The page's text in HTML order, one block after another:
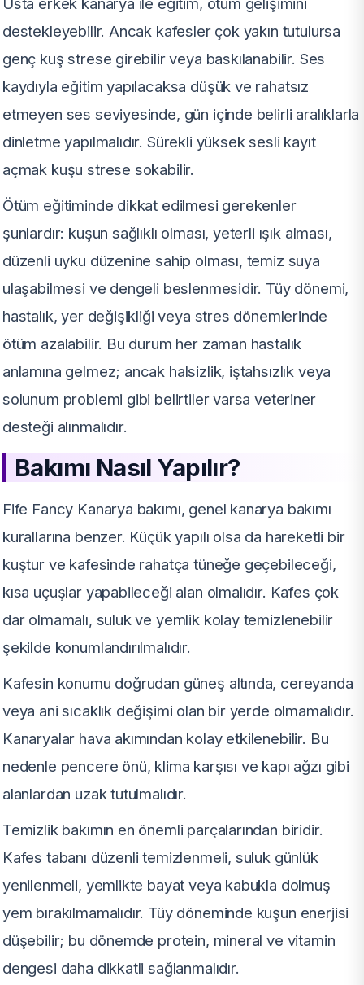
destekleyebilir. Ancak kafesler çok yakın tutulursa
genç kuş strese girebilir veya baskılanabilir. Ses
kaydıyla eğitim yapılacaksa düşük ve rahatsız
etmeyen ses seviyesinde, gün içinde belirli aralıklarla
dinletme yapılmalıdır. Sürekli yüksek sesli kayıt
açmak kuşu strese sokabilir.
Ötüm eğitiminde dikkat edilmesi gerekenler
şunlardır: kuşun sağlıklı olması, yeterli ışık alması,
düzenli uyku düzenine sahip olması, temiz suya
ulaşabilmesi ve dengeli beslenmesidir. Tüy dönemi,
hastalık, yer değişikliği veya stres dönemlerinde
ötüm azalabilir. Bu durum her zaman hastalık
anlamına gelmez; ancak halsizlik, iştahsızlık veya
solunum problemi gibi belirtiler varsa veteriner
desteği alınmalıdır.
Bakımı Nasıl Yapılır?
Fife Fancy Kanarya bakımı, genel kanarya bakımı
kurallarına benzer. Küçük yapılı olsa da hareketli bir
kuştur ve kafesinde rahatça tüneğe geçebileceği,
kısa uçuşlar yapabileceği alan olmalıdır. Kafes çok
dar olmamalı, suluk ve yemlik kolay temizlenebilir
şekilde konumlandırılmalıdır.
Kafesin konumu doğrudan güneş altında, cereyanda
veya ani sıcaklık değişimi olan bir yerde olmamalıdır.
Kanaryalar hava akımından kolay etkilenebilir. Bu
nedenle pencere önü, klima karşısı ve kapı ağzı gibi
alanlardan uzak tutulmalıdır.
Temizlik bakımın en önemli parçalarından biridir.
Kafes tabanı düzenli temizlenmeli, suluk günlük
yenilenmeli, yemlikte bayat veya kabukla dolmuş
yem bırakılmamalıdır. Tüy döneminde kuşun enerjisi
düşebilir; bu dönemde protein, mineral ve vitamin
dengesi daha dikkatli sağlanmalıdır.